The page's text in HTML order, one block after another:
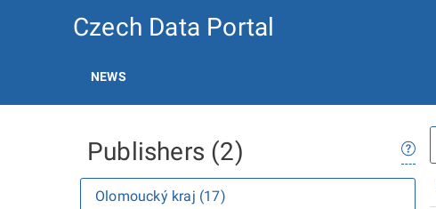
Czech Data Portal
NEWS
Publishers (2)
Olomoucký kraj (17)